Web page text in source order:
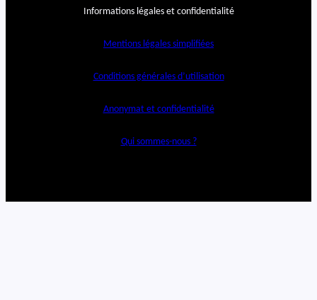
Informations légales et confidentialité
Mentions légales simplifiées
Conditions générales d’utilisation
Anonymat et confidentialité
Qui sommes-nous ?